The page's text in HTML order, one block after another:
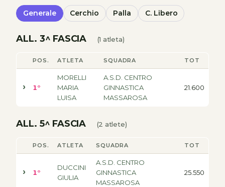
Generale Cerchio Palla C. Libero
ALL. 3^ FASCIA (1 atleta)
POS. ATLETA SQUADRA TOT
1°
MORELLI
MARIA
LUISA
A.S.D. CENTRO
GINNASTICA
MASSAROSA
21.600
ALL. 5^ FASCIA (2 atlete)
POS. ATLETA SQUADRA TOT
1°
DUCCINI
GIULIA
A.S.D. CENTRO
GINNASTICA
MASSAROSA
25.550